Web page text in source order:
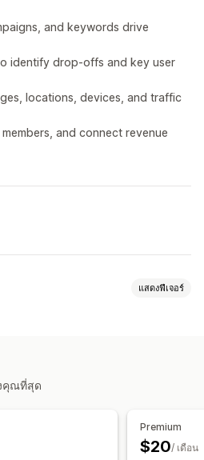
and keywords drive
identify drop-offs and key user
locations, devices, and traffic
and connect revenue
แสดงฟีเจอร์
ด
การวิเคราะห์การชำระเงิน
คุณที่สุด
Premium
$20/ เดือน